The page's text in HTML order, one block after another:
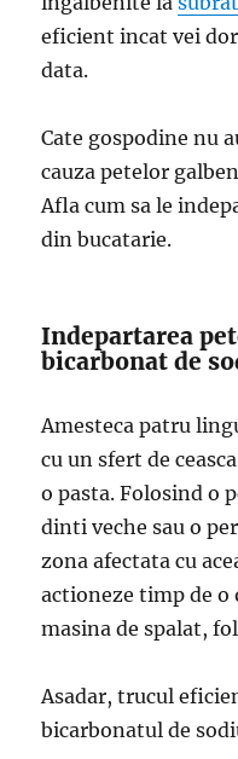
eficient incat vei
data.
Cate gospodine nu
cauza petelor
Afla cum sa le
din bucatarie.
Indepartarea
bicarbonat de
Amesteca patru
cu un sfert de
o pasta. Folosind o
dinti veche sau o
zona afectata cu
actioneze timp de o
masina de spalat,
Asadar, trucul
bicarbonatul de